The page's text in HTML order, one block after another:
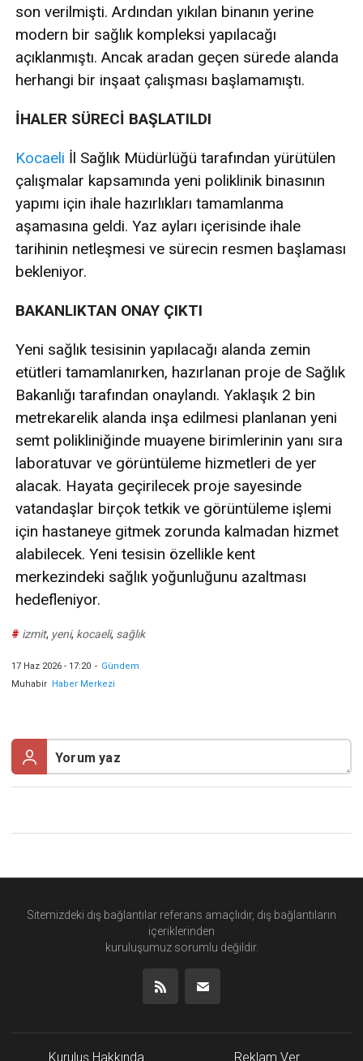
son verilmişti. Ardından yıkılan binanın yerine
modern bir sağlık kompleksi yapılacağı
açıklanmıştı. Ancak aradan geçen sürede alanda
herhangi bir inşaat çalışması başlamamıştı.
İHALER SÜRECİ BAŞLATILDI
Kocaeli İl Sağlık Müdürlüğü tarafından yürütülen
çalışmalar kapsamında yeni poliklinik binasının
yapımı için ihale hazırlıkları tamamlanma
aşamasına geldi. Yaz ayları içerisinde ihale
tarihinin netleşmesi ve sürecin resmen başlaması
bekleniyor.
BAKANLIKTAN ONAY ÇIKTI
Yeni sağlık tesisinin yapılacağı alanda zemin
etütleri tamamlanırken, hazırlanan proje de Sağlık
Bakanlığı tarafından onaylandı. Yaklaşık 2 bin
metrekarelik alanda inşa edilmesi planlanan yeni
semt polikliniğinde muayene birimlerinin yanı sıra
laboratuvar ve görüntüleme hizmetleri de yer
alacak. Hayata geçirilecek proje sayesinde
vatandaşlar birçok tetkik ve görüntüleme işlemi
için hastaneye gitmek zorunda kalmadan hizmet
alabilecek. Yeni tesisin özellikle kent
merkezindeki sağlık yoğunluğunu azaltması
hedefleniyor.
# izmit, yeni, kocaeli, sağlık
17 Haz 2026 - 17:20 - Gündem
Muhabir
Haber Merkezi
Sitemizdeki dış bağlantılar referans amaçlıdır, dış bağlantıların
içeriklerinden
kuruluşumuz sorumlu değildir.
Kuruluş Hakkında Reklam Ver